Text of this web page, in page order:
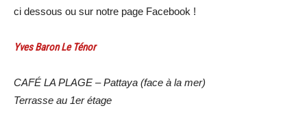
ci dessous ou sur notre page Facebook !
Yves Baron Le Ténor
CAFÉ LA PLAGE – Pattaya (face à la mer)
Terrasse au 1er étage